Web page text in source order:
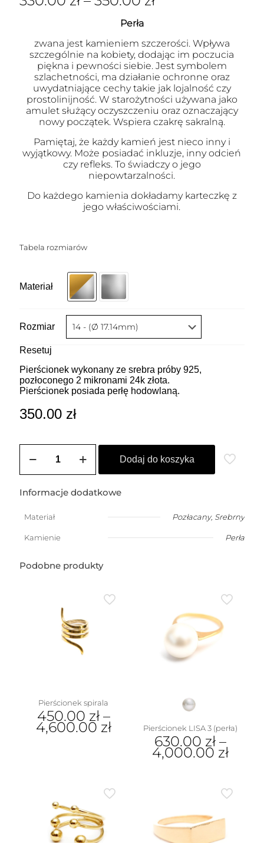
Perła
zwana jest kamieniem szczerości. Wpływa
szczególnie na kobiety, dodając im poczucia
piękna i pewności siebie. Jest symbolem
szlachetności, ma działanie ochronne oraz
uwydatniające cechy takie jak lojalność czy
prostolinijność. W starożytności używana jako
amulet służący oczyszczeniu oraz oznaczający
nowy początek. Wspiera czakrę sakralną.
Pamiętaj, że każdy kamień jest nieco inny i
wyjątkowy. Może posiadać inkluzje, inny odcień
czy refleks. To świadczy o jego
niepowtarzalności.
Do każdego kamienia dokładamy karteczkę z
jego właściwościami.
Tabela rozmiarów
Materiał
Rozmiar
Resetuj
Pierścionek wykonany ze srebra próby 925,
pozłoconego 2 mikronami 24k złota.
Pierścionek posiada perłę hodowlaną.
350.00 zł
Pierścionek
(perła)
Dodaj do koszyka
Informacje dodatkowe
Materiał Pozłacany, Srebrny
Kamienie Perła
Podobne produkty
Pierścionek spirala
450.00 zł–
4,600.00 zł
wariantów.
można
wybrać
na
Pierścionek LISA 3 (perła)
630.00 zł –
4,000.00 zł
Opcje